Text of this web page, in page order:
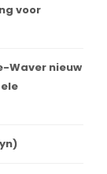
voor
Waver nieuw